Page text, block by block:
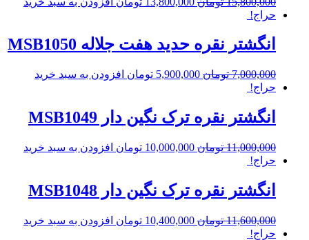
حراج!
انگشتر نقره حدید هفت جلاله MSB1050
7,000,000 تومان 5,900,000 تومان افزودن به سبد خرید
حراج!
انگشتر نقره ترک نگین دار MSB1049
11,000,000 تومان 10,000,000 تومان افزودن به سبد خرید
حراج!
انگشتر نقره ترک نگین دار MSB1048
11,600,000 تومان 10,400,000 تومان افزودن به سبد خرید
حراج!